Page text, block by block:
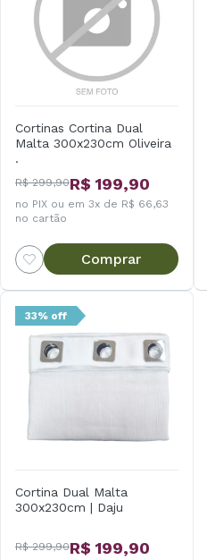
Cortinas Cortina Dual
Malta 300x230cm Oliveira
.
R$ 299,90R$ 199,90
no PIX ou em 3x de R$ 66,63
no cartão
Comprar
33% off
Cortina Dual Malta
300x230cm | Daju
R$ 299,90R$ 199,90